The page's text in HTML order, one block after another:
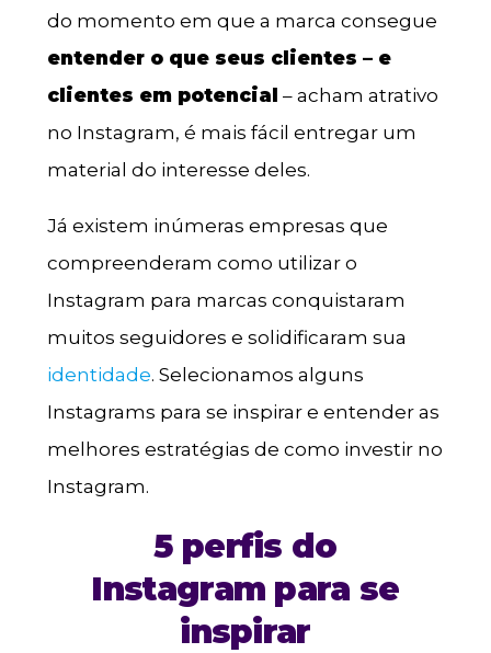
do momento em que a marca consegue
entender o que seus clientes – e
clientes em potencial – acham atrativo
no Instagram, é mais fácil entregar um
material do interesse deles.
Já existem inúmeras empresas que
compreenderam como utilizar o
Instagram para marcas conquistaram
muitos seguidores e solidificaram sua
identidade. Selecionamos alguns
Instagrams para se inspirar e entender as
melhores estratégias de como investir no
Instagram.
5 perfis do
Instagram para se
inspirar